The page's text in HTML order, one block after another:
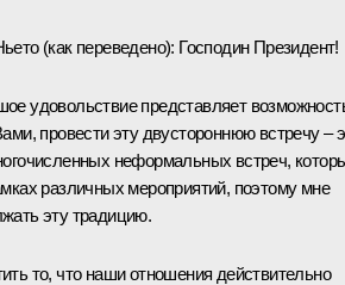
(как переведено): Господин Президент!
удовольствие представляет
провести эту двустороннюю встречу –
неформальных встреч,
различных мероприятий, поэтому мне
эту традицию.
то, что наши отношения действительно